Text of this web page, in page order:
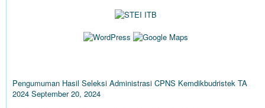
Pengumuman Hasil Seleksi Administrasi CPNS Kemdikbudristek TA
2024 September 20, 2024